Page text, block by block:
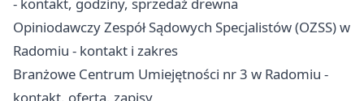
Opiniodawczy Zespół Sądowych Specjalistów (OZSS) w
Radomiu - kontakt i zakres
Branżowe Centrum Umiejętności nr 3 w Radomiu -
kontakt, oferta, zapisy